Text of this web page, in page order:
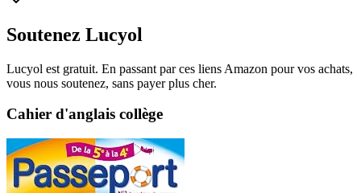
Soutenez Lucyol
Lucyol est gratuit. En passant par ces liens Amazon pour vos achats,
vous nous soutenez, sans payer plus cher.
Cahier d'anglais collège